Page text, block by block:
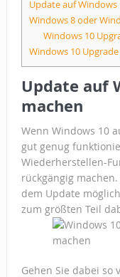
Update auf Windows
Windows 8 oder
Windows 10
Windows 10
Update auf
machen
Wenn Windows 10
gut genug
Wiederherstellen-
rückgängig
dem Update
zum größten Teil
Gehen Sie dabei so